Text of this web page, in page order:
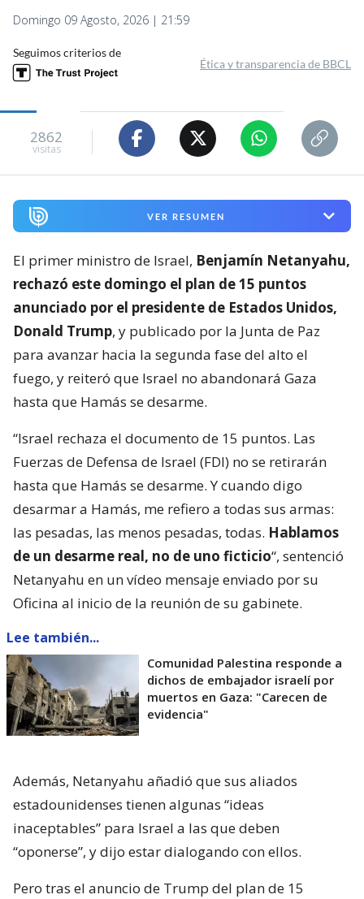
Domingo 09 Agosto, 2026 | 21:59
Seguimos criterios de
Ética y transparencia de BBCL
2862
visitas
VER RESUMEN
El primer ministro de Israel, Benjamín Netanyahu,
rechazó este domingo el plan de 15 puntos
anunciado por el presidente de Estados Unidos,
Donald Trump, y publicado por la Junta de Paz
para avanzar hacia la segunda fase del alto el
fuego, y reiteró que Israel no abandonará Gaza
hasta que Hamás se desarme.
“Israel rechaza el documento de 15 puntos. Las
Fuerzas de Defensa de Israel (FDI) no se retirarán
hasta que Hamás se desarme. Y cuando digo
desarmar a Hamás, me refiero a todas sus armas:
las pesadas, las menos pesadas, todas. Hablamos
de un desarme real, no de uno ficticio“, sentenció
Netanyahu en un vídeo mensaje enviado por su
Oficina al inicio de la reunión de su gabinete.
Lee también...
Comunidad Palestina responde a
dichos de embajador israelí por
muertos en Gaza: "Carecen de
evidencia"
Además, Netanyahu añadió que sus aliados
estadounidenses tienen algunas “ideas
inaceptables” para Israel a las que deben
“oponerse”, y dijo estar dialogando con ellos.
Pero tras el anuncio de Trump del plan de 15